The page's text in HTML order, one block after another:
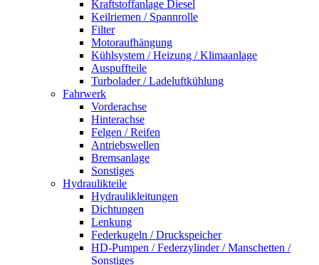
Kraftstoffanlage Diesel
Keilriemen / Spannrolle
Filter
Motoraufhängung
Kühlsystem / Heizung / Klimaanlage
Auspuffteile
Turbolader / Ladeluftkühlung
Fahrwerk
Vorderachse
Hinterachse
Felgen / Reifen
Antriebswellen
Bremsanlage
Sonstiges
Hydraulikteile
Hydraulikleitungen
Dichtungen
Lenkung
Federkugeln / Druckspeicher
HD-Pumpen / Federzylinder / Manschetten /
Sonstiges